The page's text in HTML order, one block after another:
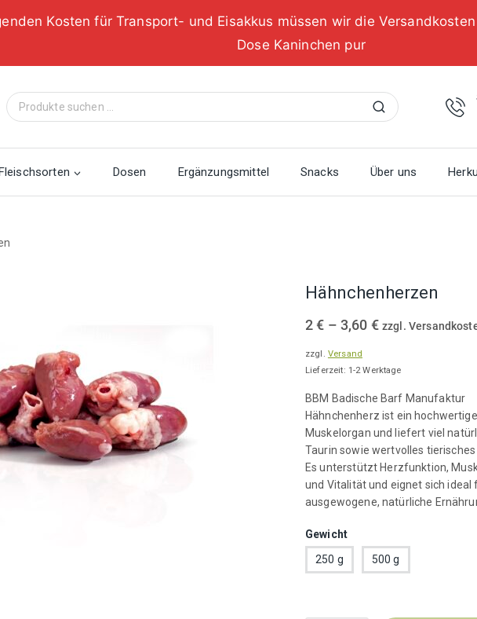
Kosten für Transport- und Eisakkus müssen wir die
Dose Kaninchen pur
Suche
nach:
Suchen
Dosen Ergänzungsmittel Snacks Über uns
Hähnchenherzen
2€ – 3,60 €Preisspanne:
bis
3,60 €
zzgl.
zzgl. Versand
Lieferzeit: 1-2 Werktage
BBM Badische Barf Manufaktur
Hähnchenherz ist ein
Muskelorgan und liefert viel
Taurin sowie wertvolles
Es unterstützt Herzfunktion,
und Vitalität und eignet sich ideal
ausgewogene, natürliche
Gewicht
250 g
500 g